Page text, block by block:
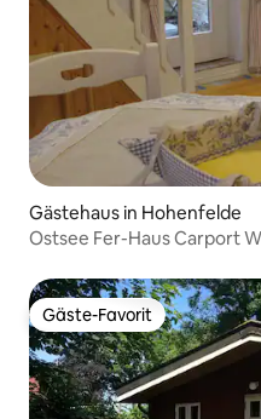
Gästehaus in Hohenfelde
Ostsee Fer-Haus Carport
Gäste-Favorit
Gäste-Favorit